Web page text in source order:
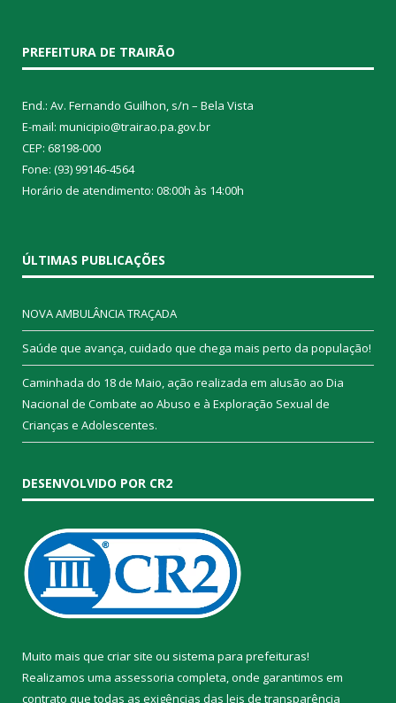
PREFEITURA DE TRAIRÃO
End.: Av. Fernando Guilhon, s/n – Bela Vista
E-mail: municipio@trairao.pa.gov.br
CEP: 68198-000
Fone: (93) 99146-4564
Horário de atendimento: 08:00h às 14:00h
ÚLTIMAS PUBLICAÇÕES
NOVA AMBULÂNCIA TRAÇADA
Saúde que avança, cuidado que chega mais perto da população!
Caminhada do 18 de Maio, ação realizada em alusão ao Dia
Nacional de Combate ao Abuso e à Exploração Sexual de
Crianças e Adolescentes.
DESENVOLVIDO POR CR2
Muito mais que criar site ou sistema para prefeituras!
Realizamos uma assessoria completa, onde garantimos em
contrato que todas as exigências das leis de transparência